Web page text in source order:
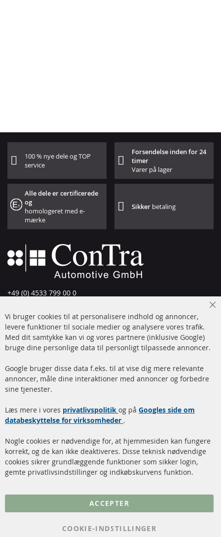
100 % nye dele og TOP
service
Forsendelse inden for 24
timer
Varer på lager
Alle dele er certificerede
og
homologeret med e-
mærke
Sikker betaling
+49 (0) 4533 799 00 0
info@contra-automotive.de
www.contra-automotive.de
Facebook
Instagram
Hurtige links
Dieselpartikelfilter (DPF)
rengøring
Katalysator (KAT)
Sensorer
FAQ
Kundeservice
Betalingsmetoder
Kontakt
Vi bruger cookies til at personalisere indhold og annoncer,
levere funktioner til sociale medier og analysere vores trafik.
Med dit samtykke kan vi og vores partnere (inklusive Google)
bruge dine personlige data til personligt tilpassede annoncer.
Google bruger disse data f.eks. til at vise dig mere relevante
annoncer, måle dine interaktioner med annoncer og forbedre
sine tjenester.
Læs mere i vores privatlivspolitik og på Googles side om
databeskyttelse for virksomheder .
Nogle cookies er nødvendige for, at hjemmesiden kan fungere
korrekt, og de kan ikke deaktiveres. Disse teknisk nødvendige
cookies sikrer grundlæggende funktioner som sikker login,
gemte privatlivsindstillinger og indkøbskurvens funktion.
ACCEPTER
COOKIE-INDSTILLINGER